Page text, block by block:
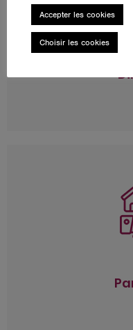
Accepter les cookies
Choisir les cookies